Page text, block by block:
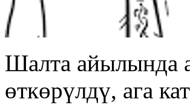
Шалта айылында
өткөрүлдү, ага